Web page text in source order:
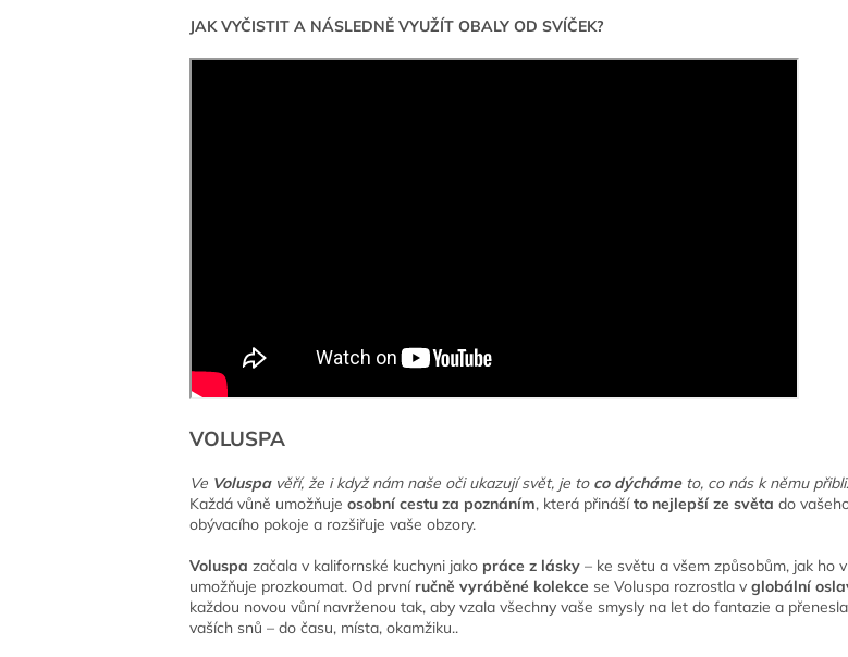
JAK VYČISTIT A NÁSLEDNĚ VYUŽÍT OBALY OD SVÍČEK?
VOLUSPA
Ve Voluspavěří, že i když nám naše oči ukazují svět, je toco dýchámeto, co nás k němu
Každá vůně umožňujeosobní cestu za poznáním, která přinášíto nejlepší ze světa do
obývacího pokoje a rozšiřuje vaše obzory.
Voluspa začala v kalifornské kuchyni jako práce z lásky – ke světu a všem způsobům, jak ho
umožňuje prozkoumat. Od první ručně vyráběné kolekce se Voluspa rozrostla vglobální
každou novou vůní navrženou tak, aby vzala všechny vaše smysly na let do fantazie a
vaších snů – do času, místa, okamžiku..